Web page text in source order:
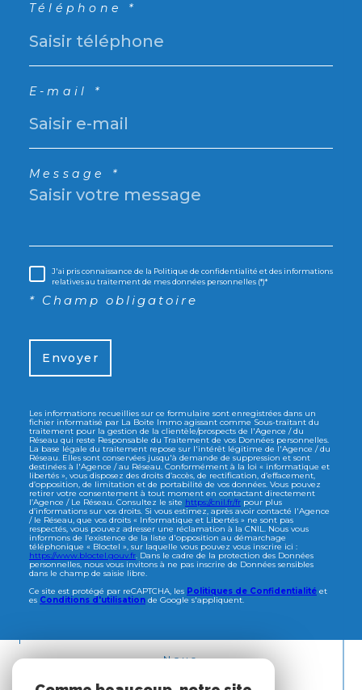
Téléphone *
E-mail *
Message *
J'ai pris connaissance de la Politique de confidentialité et des informations
relatives au traitement de mes données personnelles (*)*
* Champ obligatoire
Envoyer
Les informations recueillies sur ce formulaire sont enregistrées dans un
fichier informatisé par La Boite Immo agissant comme Sous-traitant du
traitement pour la gestion de la clientèle/prospects de l'Agence / du
Réseau qui reste Responsable du Traitement de vos Données personnelles.
La base légale du traitement repose sur l'intérêt légitime de l'Agence / du
Réseau. Elles sont conservées jusqu'à demande de suppression et sont
destinées à l'Agence / au Réseau. Conformément à la loi « informatique et
libertés », vous disposez des droits d’accès, de rectification, d’effacement,
d’opposition, de limitation et de portabilité de vos données. Vous pouvez
retirer votre consentement à tout moment en contactant directement
l’Agence / Le Réseau. Consultez le site https://cnil.fr/fr pour plus
d’informations sur vos droits. Si vous estimez, après avoir contacté l'Agence
/ le Réseau, que vos droits « Informatique et Libertés » ne sont pas
respectés, vous pouvez adresser une réclamation à la CNIL. Nous vous
informons de l’existence de la liste d'opposition au démarchage
téléphonique « Bloctel », sur laquelle vous pouvez vous inscrire ici :
https://www.bloctel.gouv.fr. Dans le cadre de la protection des Données
personnelles, nous vous invitons à ne pas inscrire de Données sensibles
dans le champ de saisie libre.
Ce site est protégé par reCAPTCHA, les Politiques de Confidentialité et
es Conditions d'utilisation de Google s'appliquent.
Nous